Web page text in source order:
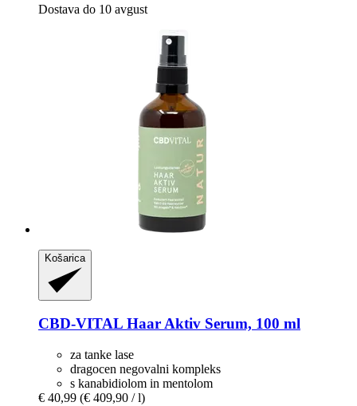
Dostava do 10 avgust
Košarica
CBD-VITAL Haar Aktiv Serum, 100 ml
za tanke lase
dragocen negovalni kompleks
s kanabidiolom in mentolom
€ 40,99 (€ 409,90 / l)